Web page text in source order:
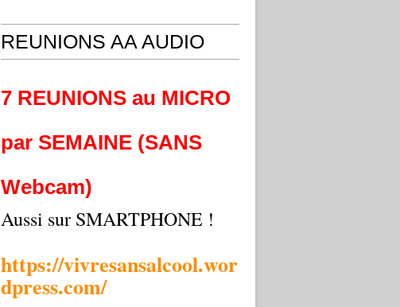
REUNIONS AA AUDIO
7 REUNIONS au MICRO
par SEMAINE (SANS
Webcam)
Aussi sur SMARTPHONE !
https://vivresansalcool.wor
dpress.com/